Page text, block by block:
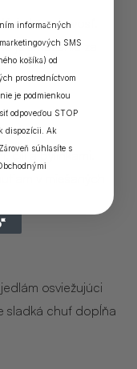
chrumkavosť.
je smaženie za
a bylinkami.
v miešaných
osviežujúci
sladká chuť dopĺňa
informačných
SMS
košíka) od
prostredníctvom
je podmienkou
odpoveďou STOP
dispozícii. Ak
súhlasíte s